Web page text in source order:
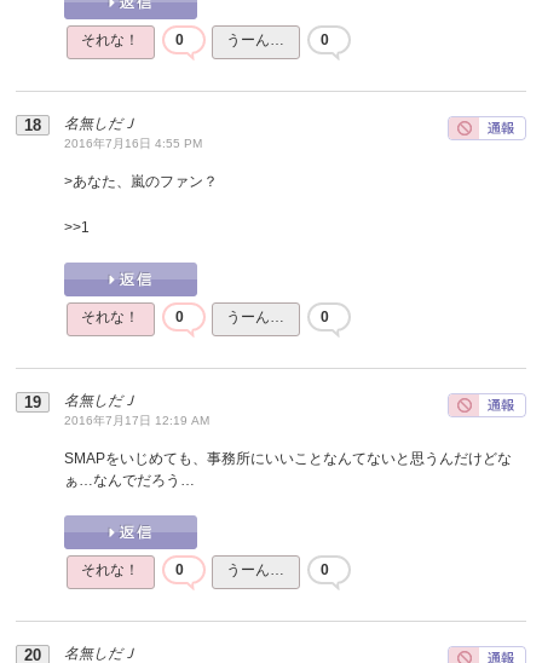
それな！ 0 うーん… 0
名無しだＪ
2016年7月16日 4:55 PM
>あなた、嵐のファン？
>>1
それな！ 0 うーん… 0
名無しだＪ
2016年7月17日 12:19 AM
SMAPをいじめても、事務所にいいことなんてないと思うんだけどな
ぁ…なんでだろう…
それな！ 0 うーん… 0
名無しだＪ